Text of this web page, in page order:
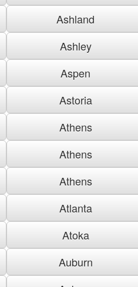
Ashland
Ashley
Aspen
Astoria
Athens
Athens
Athens
Atlanta
Atoka
Auburn